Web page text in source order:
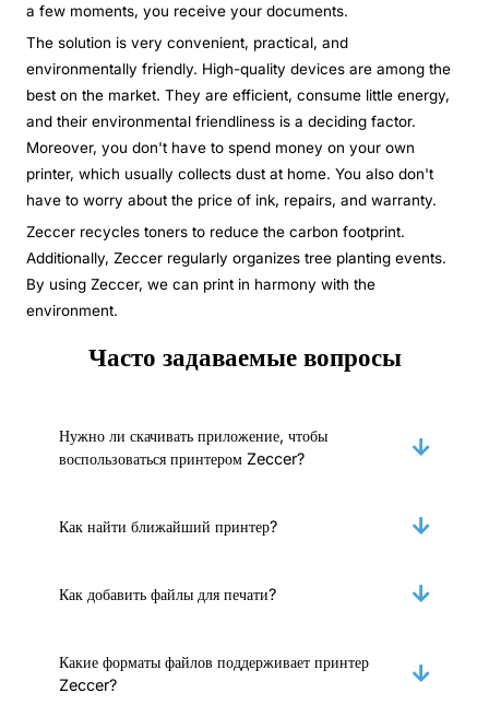
a few moments, you receive your documents.
The solution is very convenient, practical, and
environmentally friendly. High-quality devices are among the
best on the market. They are efficient, consume little energy,
and their environmental friendliness is a deciding factor.
Moreover, you don't have to spend money on your own
printer, which usually collects dust at home. You also don't
have to worry about the price of ink, repairs, and warranty.
Zeccer recycles toners to reduce the carbon footprint.
Additionally, Zeccer regularly organizes tree planting events.
By using Zeccer, we can print in harmony with the
environment.
Часто задаваемые вопросы
Нужно ли скачивать приложение, чтобы
воспользоваться принтером Zeccer?
Как найти ближайший принтер?
Как добавить файлы для печати?
Какие форматы файлов поддерживает принтер
Zeccer?